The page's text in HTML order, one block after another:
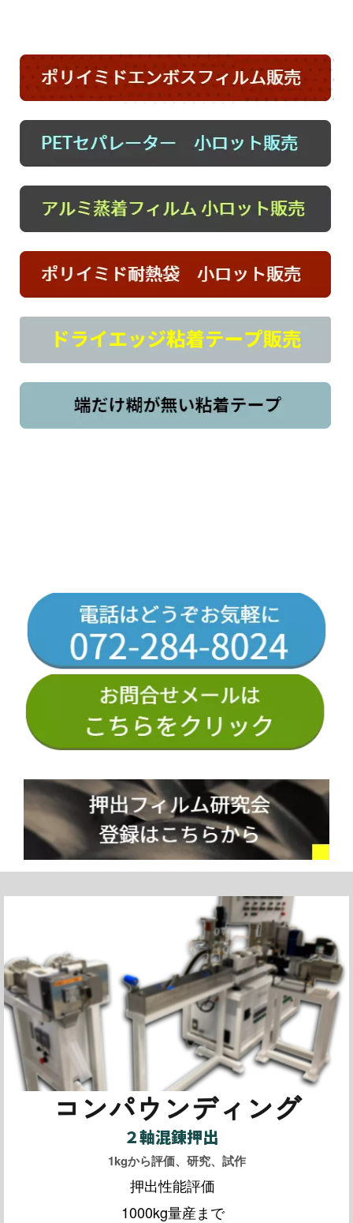
コンパウンディング
２軸混錬押出
1kgから評価、研究、試作
押出性能評価
1000kg量産まで